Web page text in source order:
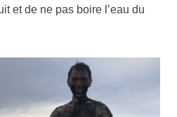
et de ne pas boire l’eau du